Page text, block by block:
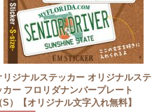
リジナルステッカー オリジナルステ
カー フロリダナンバープレート
S）【オリジナル文字入れ無料】